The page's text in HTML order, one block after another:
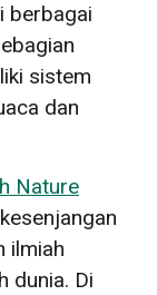
berbagai
sistem
dan
Nature
ilmiah
dunia. Di